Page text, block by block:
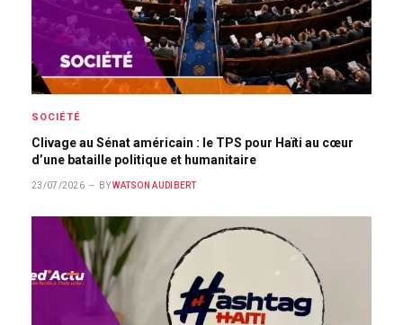
SOCIÉTÉ
Clivage au Sénat américain : le TPS pour Haïti au cœur
d’une bataille politique et humanitaire
23/07/2026 BY WATSON AUDIBERT